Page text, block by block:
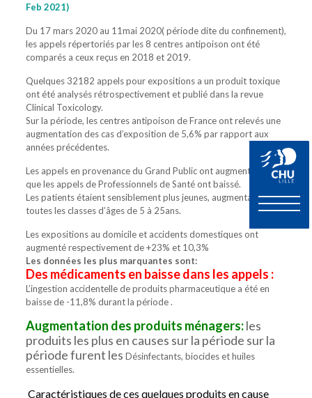
Feb 2021)
Du 17 mars 2020 au 11mai 2020( période dite du confinement),
les appels répertoriés par les 8 centres antipoison ont été
comparés a ceux reçus en 2018 et 2019.
Quelques 32182 appels pour expositions a un produit toxique
ont été analysés rétrospectivement et publié dans la revue
Clinical Toxicology.
Sur la période, les centres antipoison de France ont relevés une
augmentation des cas d’exposition de 5,6% par rapport aux
années précédentes.
Les appels en provenance du Grand Public ont augmenté alors
que les appels de Professionnels de Santé ont baissé.
Les patients étaient sensiblement plus jeunes, augmentant sur
toutes les classes d’âges de 5 à 25ans.
Les expositions au domicile et accidents domestiques ont
augmenté respectivement de +23% et 10,3%
Les données les plus marquantes sont:
Des médicaments en baisse dans les appels :
L’ingestion accidentelle de produits pharmaceutique a été en
baisse de -11,8% durant la période .
Augmentation des produits ménagers:les
produits les plus en causes sur la période sur la
période furent les Désinfectants, biocides et huiles
essentielles.
Caractéristiques de ces quelques produits en cause